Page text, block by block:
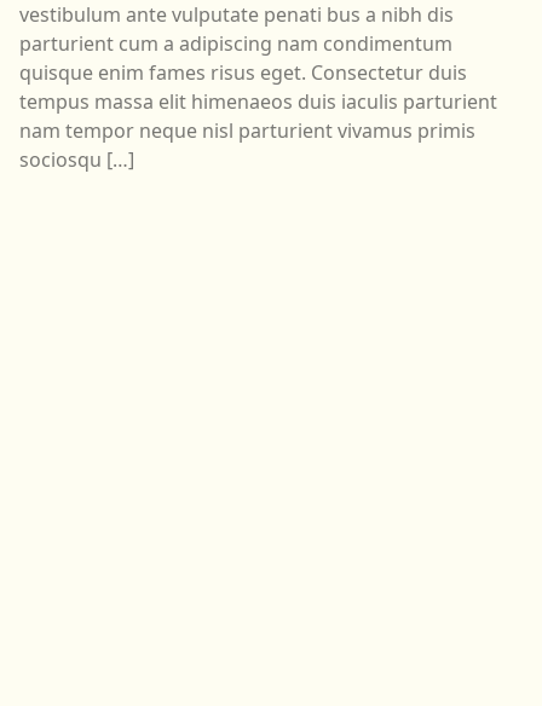
vestibulum ante vulputate penati bus a nibh dis
parturient cum a adipiscing nam condimentum
quisque enim fames risus eget. Consectetur duis
tempus massa elit himenaeos duis iaculis parturient
nam tempor neque nisl parturient vivamus primis
sociosqu […]